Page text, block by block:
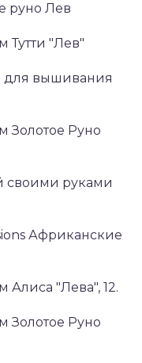
руно Лев
Тутти "Лев"
для вышивания
Золотое Руно
своими руками
Африканские
"Лева", 12.
Золотое Руно